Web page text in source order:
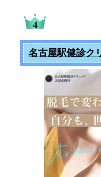
名古屋駅健診ク